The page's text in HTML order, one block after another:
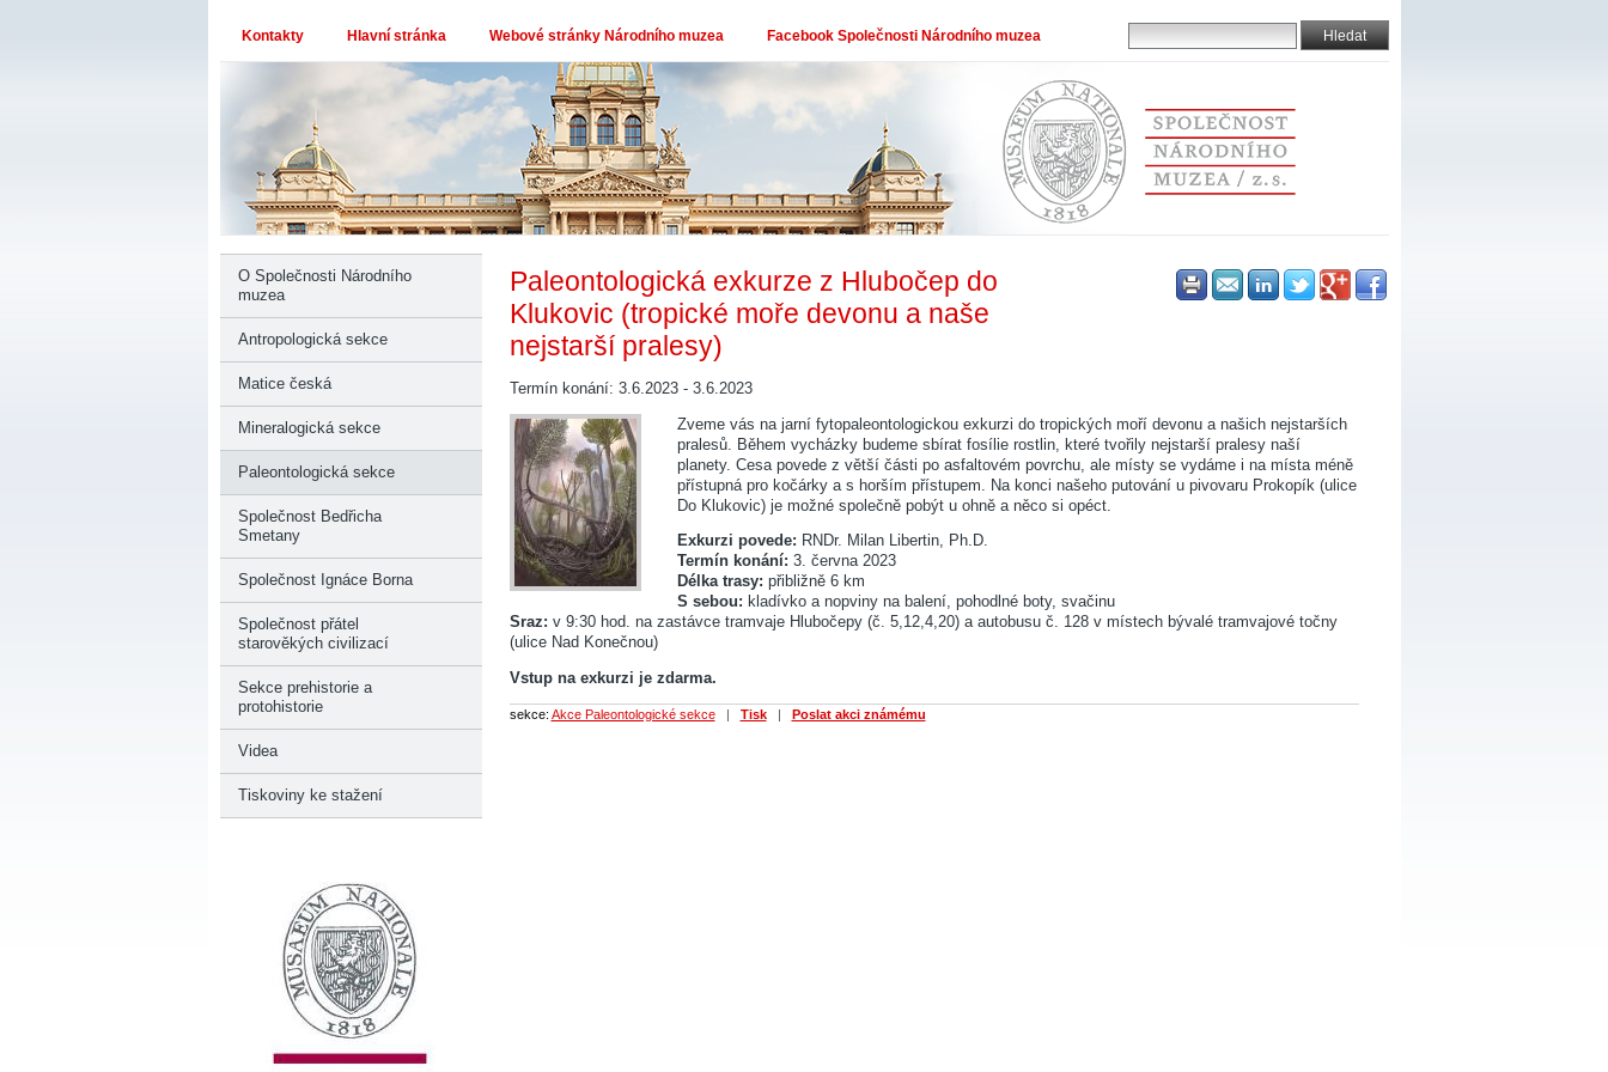
Kontakty Hlavní stránka Webové stránky Národního muzea Facebook Společnosti Národního muzea
Paleontologická exkurze z Hlubočep do
Klukovic (tropické moře devonu a naše
nejstarší pralesy)
Termín konání: 3.6.2023 - 3.6.2023
Zveme vás na jarní fytopaleontologickou exkurzi do tropických moří devonu a našich nejstarších
pralesů. Během vycházky budeme sbírat fosílie rostlin, které tvořily nejstarší pralesy naší
planety. Cesa povede z větší části po asfaltovém povrchu, ale místy se vydáme i na místa méně
přístupná pro kočárky a s horším přístupem. Na konci našeho putování u pivovaru Prokopík (ulice
Do Klukovic) je možné společně pobýt u ohně a něco si opéct.
Exkurzi povede: RNDr. Milan Libertin, Ph.D.
Termín konání: 3. června 2023
Délka trasy: přibližně 6 km
S sebou: kladívko a nopviny na balení, pohodlné boty, svačinu
Sraz: v 9:30 hod. na zastávce tramvaje Hlubočepy (č. 5,12,4,20) a autobusu č. 128 v místech bývalé tramvajové točny
(ulice Nad Konečnou)
Vstup na exkurzi je zdarma.
sekce: Akce Paleontologické sekce| Tisk| Poslat akci známému
O Společnosti Národního
muzea
Antropologická sekce
Matice česká
Mineralogická sekce
Paleontologická sekce
Společnost Bedřicha
Smetany
Společnost Ignáce Borna
Společnost přátel
starověkých civilizací
Sekce prehistorie a
protohistorie
Videa
Tiskoviny ke stažení